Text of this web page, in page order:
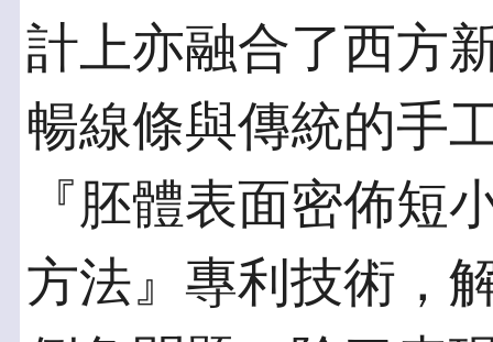
計上亦融合了西方
暢線條與傳統的手
『胚體表面密佈短
方法』專利技術，